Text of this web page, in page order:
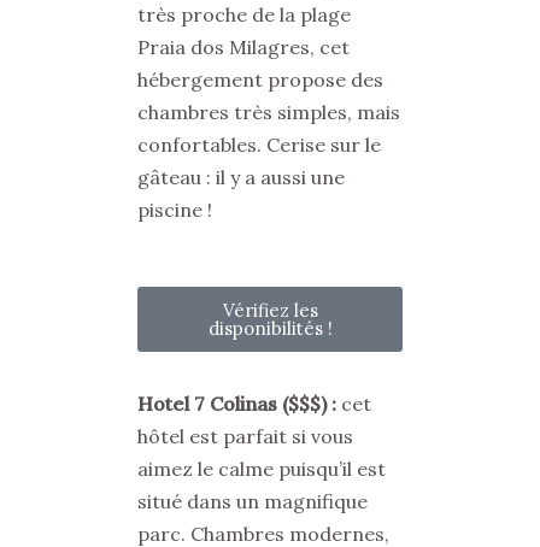
très proche de la plage
Praia dos Milagres, cet
hébergement propose des
chambres très simples, mais
confortables. Cerise sur le
gâteau : il y a aussi une
piscine !
Vérifiez les
disponibilités !
Hotel 7 Colinas ($$$) : cet
hôtel est parfait si vous
aimez le calme puisqu’il est
situé dans un magnifique
parc. Chambres modernes,